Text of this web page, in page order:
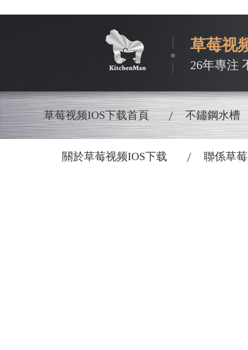
草莓视
26年專注
草莓视频IOS下载首頁 不鏽鋼水槽
關於草莓视频IOS下载 聯係草